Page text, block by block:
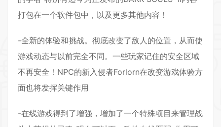
打包在一个软件包中，以及更多其他内容！
-全新的体验和挑战。彻底改变了敌人的位置，从而使
游戏动态与以前完全不同。一些玩家记住的安全区域
不再安全！NPC的新入侵者Forlorn在改变游戏体验方
面也将发挥关键作用
-在线游戏得到了增强，增加了一个特殊项目来管理战